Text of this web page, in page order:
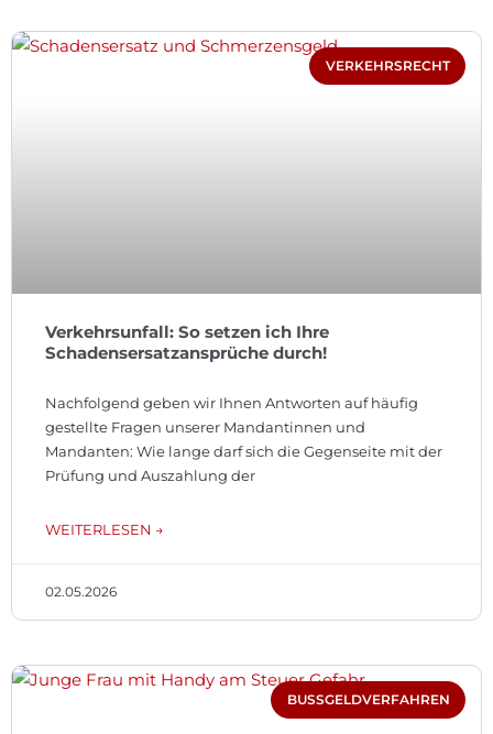
VERKEHRSRECHT
Verkehrsunfall: So setzen ich Ihre
Schadensersatzansprüche durch!
Nachfolgend geben wir Ihnen Antworten auf häufig
gestellte Fragen unserer Mandantinnen und
Mandanten: Wie lange darf sich die Gegenseite mit der
Prüfung und Auszahlung der
WEITERLESEN →
02.05.2026
BUSSGELDVERFAHREN